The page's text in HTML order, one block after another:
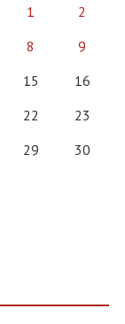
1
2
8
9
15
16
22
23
29
30